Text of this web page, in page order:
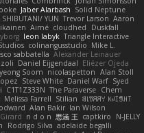
Jaber Alarbash Solid Neptune
SHIBUTANI/ YUN Trevor Larson Aaron
Aimé cloudhed
Duskfall
leon labyk Triangle Interactive
colinangusstudio Mike L.
sabbatella Alexander Leinauer
Daniel Eijgendaal Eliézer Ojeda
Soom nicolaspetton Alan Stoll
Steve White Daniel Warf Syed
C1T1Z333N The Paraverse Chem
Melissa Farrell Stilian ꌃ꒒ꀎꋪꋪꌩ ꀘꈤꀤꁅꃅ꓄
Alan Bakir Ian Wilson
n d o n 思涵 王 captkiro
N-JELLY
Rodrigo Silva adelaide begalli